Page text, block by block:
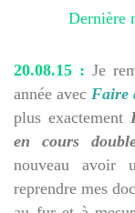
Dernière
20.08.15 : Je
année avec Faire
plus exactement
en cours
nouveau avoir
reprendre mes